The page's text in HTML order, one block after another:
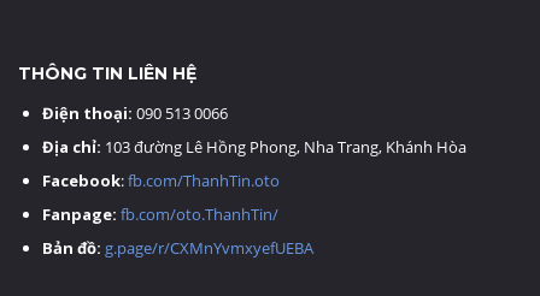
THÔNG TIN LIÊN HỆ
Điện thoại: 090 513 0066
Địa chỉ: 103 đường Lê Hồng Phong, Nha Trang, Khánh Hòa
Facebook:fb.com/ThanhTin.oto
Fanpage: fb.com/oto.ThanhTin/
Bản đồ: g.page/r/CXMnYvmxyefUEBA